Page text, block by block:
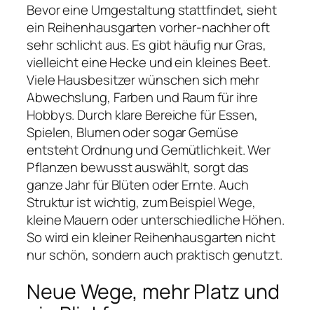
Bevor eine Umgestaltung stattfindet, sieht
ein Reihenhausgarten vorher-nachher oft
sehr schlicht aus. Es gibt häufig nur Gras,
vielleicht eine Hecke und ein kleines Beet.
Viele Hausbesitzer wünschen sich mehr
Abwechslung, Farben und Raum für ihre
Hobbys. Durch klare Bereiche für Essen,
Spielen, Blumen oder sogar Gemüse
entsteht Ordnung und Gemütlichkeit. Wer
Pflanzen bewusst auswählt, sorgt das
ganze Jahr für Blüten oder Ernte. Auch
Struktur ist wichtig, zum Beispiel Wege,
kleine Mauern oder unterschiedliche Höhen.
So wird ein kleiner Reihenhausgarten nicht
nur schön, sondern auch praktisch genutzt.
Neue Wege, mehr Platz und